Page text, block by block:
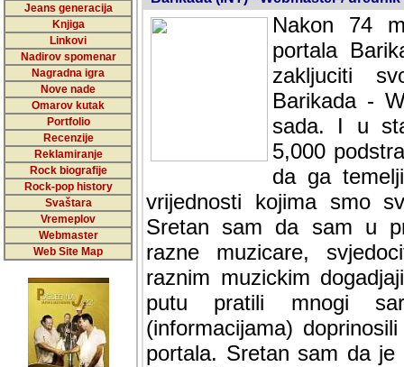
Jeans generacija
Knjiga
Linkovi
Nadirov spomenar
Nagradna igra
Nove nade
Omarov kutak
Portfolio
Recenzije
Reklamiranje
Rock biografije
Rock-pop history
Svaštara
Vremeplov
Webmaster
Web Site Map
Nakon 74
portala
zakljuciti
Barikada -
sada. I u
5,000
da ga
vrijednosti kojima smo
Sretan sam da sam u
muzicare, svjedociti
muzickim dogadjajima...
mnogi saradnici koji
doprinosili vrijednosti i
sam da je i moj web